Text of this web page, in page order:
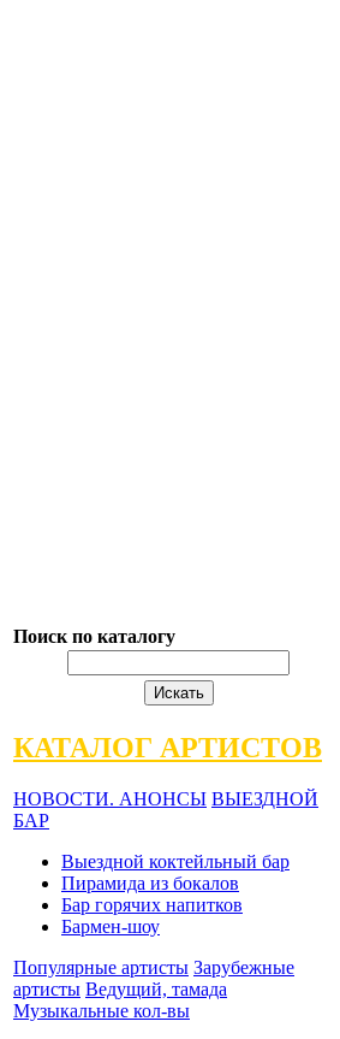
Поиск по каталогу
КАТАЛОГ АРТИСТОВ
НОВОСТИ. АНОНСЫ ВЫЕЗДНОЙ
БАР
Выездной коктейльный бар
Пирамида из бокалов
Бар горячих напитков
Бармен-шоу
Популярные артисты Зарубежные
артисты Ведущий, тамада
Музыкальные кол-вы